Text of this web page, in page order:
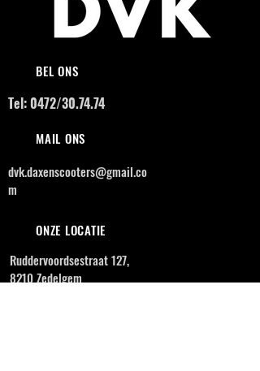
BEL ONS
Tel: 0472/30.74.74
MAIL ONS
dvk.daxenscooters@gmail.co
m
ONZE LOCATIE
Ruddervoordsestraat 127,
8210 Zedelgem